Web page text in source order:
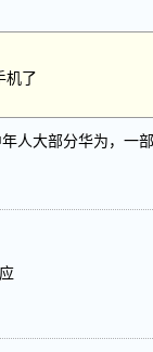
机了
人大部分华为，一